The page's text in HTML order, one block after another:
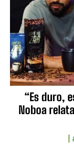
“Es duro,
Noboa